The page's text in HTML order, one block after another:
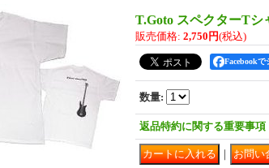
T.Goto スペクターTシ
販売価格: 2,750円(税込)
Facebookで
数量:
返品特約に関する重要事項
｜